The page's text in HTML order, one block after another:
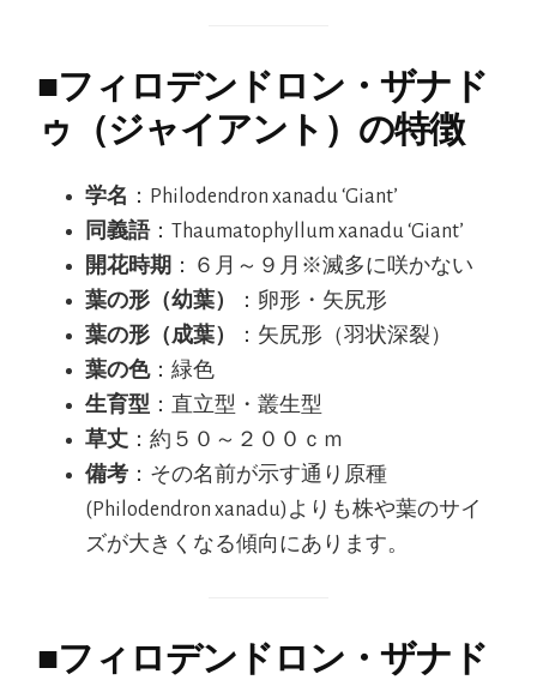
■フィロデンドロン・ザナド
ゥ（ジャイアント）の特徴
学名 ：Philodendron xanadu ‘Giant’
同義語：Thaumatophyllum xanadu ‘Giant’
開花時期 ：６月～９月※滅多に咲かない
葉の形（幼葉）
：卵形・矢尻形
葉の形（成葉）
：矢尻形（羽状深裂）
葉の色：緑色
生育型 ：直立型・叢生型
草丈 ：約５０～２００ｃｍ
備考 ：その名前が示す通り原種
(Philodendron xanadu)よりも株や葉のサイ
ズが大きくなる傾向にあります。
■フィロデンドロン・ザナド